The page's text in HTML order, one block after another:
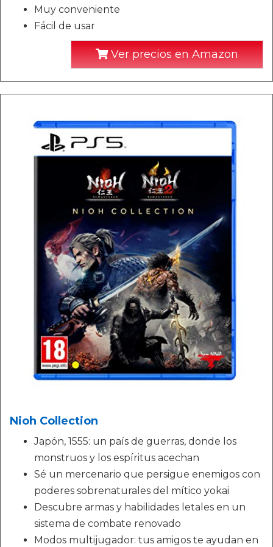
Muy conveniente
Fácil de usar
Ver precios en Amazon
Nioh Collection
Japón, 1555: un país de guerras, donde los
monstruos y los espíritus acechan
Sé un mercenario que persigue enemigos con
poderes sobrenaturales del mítico yokai
Descubre armas y habilidades letales en un
sistema de combate renovado
Modos multijugador: tus amigos te ayudan en